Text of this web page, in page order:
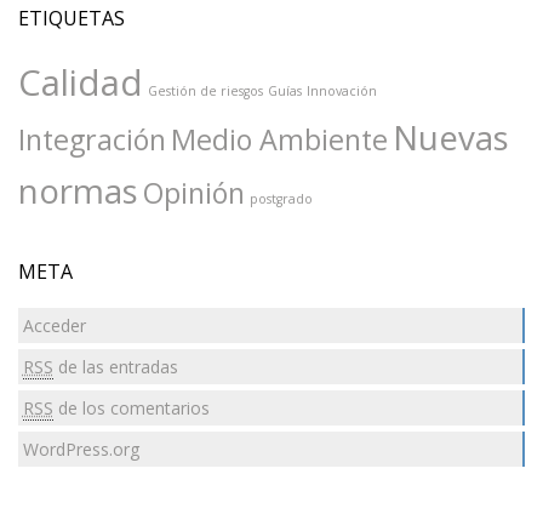
ETIQUETAS
Calidad Gestión de riesgos Guías Innovación
Integración Medio Ambiente Nuevas
normasOpinión postgrado
META
Acceder
RSS de las entradas
RSS de los comentarios
WordPress.org